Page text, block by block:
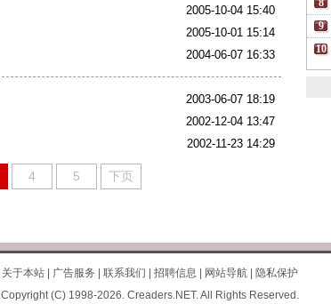
2005-10-04 15:40
2005-10-01 15:14
2004-06-07 16:33
2003-06-07 18:19
2002-12-04 13:47
2002-11-23 14:29
4 5 下页
关于本站| 广告服务 联系我们 招聘信息 网站导航|
隐私保护
Copyright (C) 1998-2026. Creaders.NET. All Rights Reserved.